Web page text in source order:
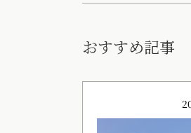
おすすめ記事